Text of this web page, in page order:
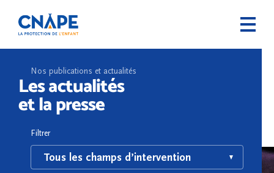
Nos publications et actualités
Les actualités
et la presse
Filtrer